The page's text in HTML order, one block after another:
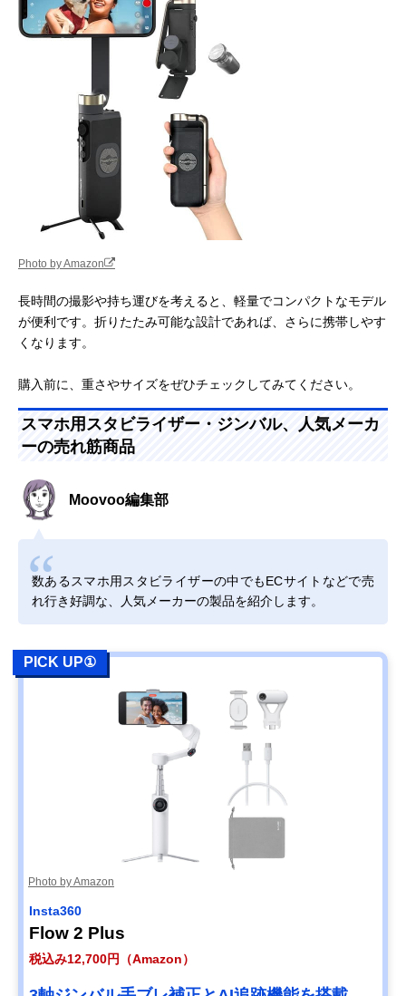
Photo by Amazon
長時間の撮影や持ち運びを考えると、軽量でコンパクトなモデル
が便利です。折りたたみ可能な設計であれば、さらに携帯しやす
くなります。
購入前に、重さやサイズをぜひチェックしてみてください。
スマホ用スタビライザー・ジンバル、人気メーカ
ーの売れ筋商品
Moovoo編集部
数あるスマホ用スタビライザーの中でもECサイトなどで売
れ行き好調な、人気メーカーの製品を紹介します。
PICK UP①
Photo by Amazon
Insta360
Flow 2 Plus
税込み12,700円（Amazon）